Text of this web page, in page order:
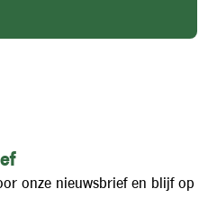
onze nieuwsbrief en blijf op